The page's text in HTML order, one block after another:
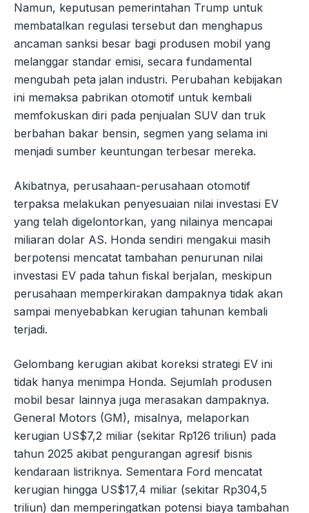
Namun, keputusan pemerintahan Trump untuk
membatalkan regulasi tersebut dan menghapus
ancaman sanksi besar bagi produsen mobil yang
melanggar standar emisi, secara fundamental
mengubah peta jalan industri. Perubahan kebijakan
ini memaksa pabrikan otomotif untuk kembali
memfokuskan diri pada penjualan SUV dan truk
berbahan bakar bensin, segmen yang selama ini
menjadi sumber keuntungan terbesar mereka.
Akibatnya, perusahaan-perusahaan otomotif
terpaksa melakukan penyesuaian nilai investasi EV
yang telah digelontorkan, yang nilainya mencapai
miliaran dolar AS. Honda sendiri mengakui masih
berpotensi mencatat tambahan penurunan nilai
investasi EV pada tahun fiskal berjalan, meskipun
perusahaan memperkirakan dampaknya tidak akan
sampai menyebabkan kerugian tahunan kembali
terjadi.
Gelombang kerugian akibat koreksi strategi EV ini
tidak hanya menimpa Honda. Sejumlah produsen
mobil besar lainnya juga merasakan dampaknya.
General Motors (GM), misalnya, melaporkan
kerugian US$7,2 miliar (sekitar Rp126 triliun) pada
tahun 2025 akibat pengurangan agresif bisnis
kendaraan listriknya. Sementara Ford mencatat
kerugian hingga US$17,4 miliar (sekitar Rp304,5
triliun) dan memperingatkan potensi biaya tambahan